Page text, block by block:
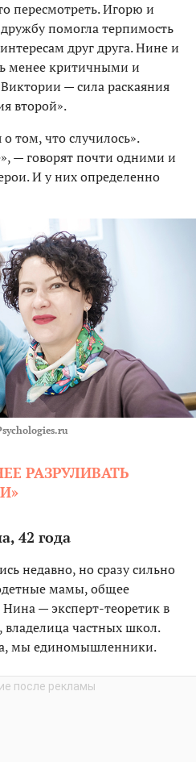
пересмотреть. Игорю и
помогла терпимость
друг друга. Нине и
менее критичными и
— сила раскаяния
второй».
том, что случилось».
— говорят почти одними и
И у них определенно
РАЗРУЛИВАТЬ
42 года
недавно, но сразу сильно
мамы, общее
— эксперт-теоретик в
владелица частных школ.
мы единомышленники.